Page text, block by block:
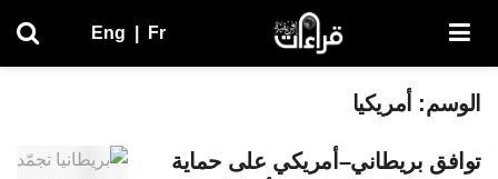
Eng Fr
الوسم: أمريكيا
توافق بريطاني–أمريكي على حماية